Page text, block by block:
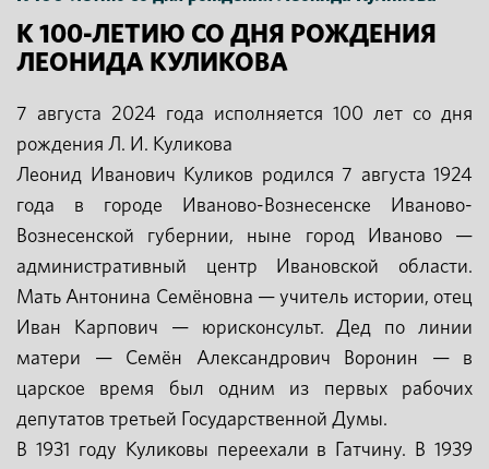
К 100-ЛЕТИЮ СО ДНЯ РОЖДЕНИЯ
ЛЕОНИДА КУЛИКОВА
7 августа 2024 года исполняется 100 лет со дня
рождения Л. И. Куликова
Леонид Иванович Куликов родился 7 августа 1924
года в городе Иваново-Вознесенске Иваново-
Вознесенской губернии, ныне город Иваново —
административный центр Ивановской области.
Мать Антонина Семёновна — учитель истории, отец
Иван Карпович — юрисконсульт. Дед по линии
матери — Семён Александрович Воронин — в
царское время был одним из первых рабочих
депутатов третьей Государственной Думы.
В 1931 году Куликовы переехали в Гатчину. В 1939